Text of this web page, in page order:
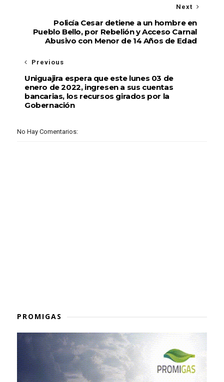
Next
Policía Cesar detiene a un hombre en
Pueblo Bello, por Rebelión y Acceso Carnal
Abusivo con Menor de 14 Años de Edad
Previous
Uniguajira espera que este lunes 03 de
enero de 2022, ingresen a sus cuentas
bancarias, los recursos girados por la
Gobernación
No Hay Comentarios:
PROMIGAS